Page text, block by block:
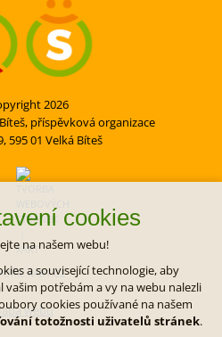
cookies
na našem webu!
a související technologie, aby
potřebám a vy na webu nalezli
cookies používané na našem
totožnosti uživatelů stránek.
2026
příspěvková organizace
595 01 Velká Bíteš
XART.CZ
webu